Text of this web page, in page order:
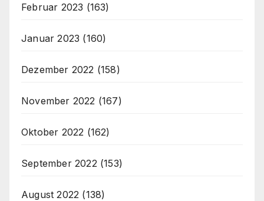
Februar 2023 (163)
Januar 2023 (160)
Dezember 2022 (158)
November 2022 (167)
Oktober 2022 (162)
September 2022 (153)
August 2022 (138)